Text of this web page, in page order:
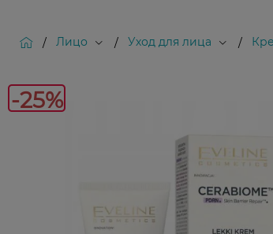
/ Лицо / Уход для лица /
-25%